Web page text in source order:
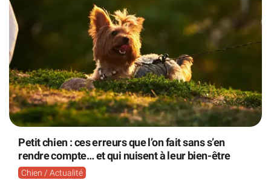
Petit chien : ces erreurs que l’on fait sans s’en
rendre compte… et qui nuisent à leur bien-être
Chien / Actualité